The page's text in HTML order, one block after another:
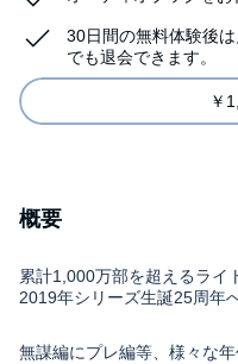
30日間の無料体験後
でも退会できます。
￥
概要
累計1,000万部を超えるライ
2019年シリーズ生誕25周年
無謀編にプレ編等、様々な